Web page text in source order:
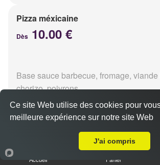
Pizza méxicaine
Dès 10.00 €
Base sauce barbecue, fromage,
chorizo, poivrons
Accueil Panier
Ce site Web utilise des cookies pour
meilleure expérience sur notre site Web
J'ai compris